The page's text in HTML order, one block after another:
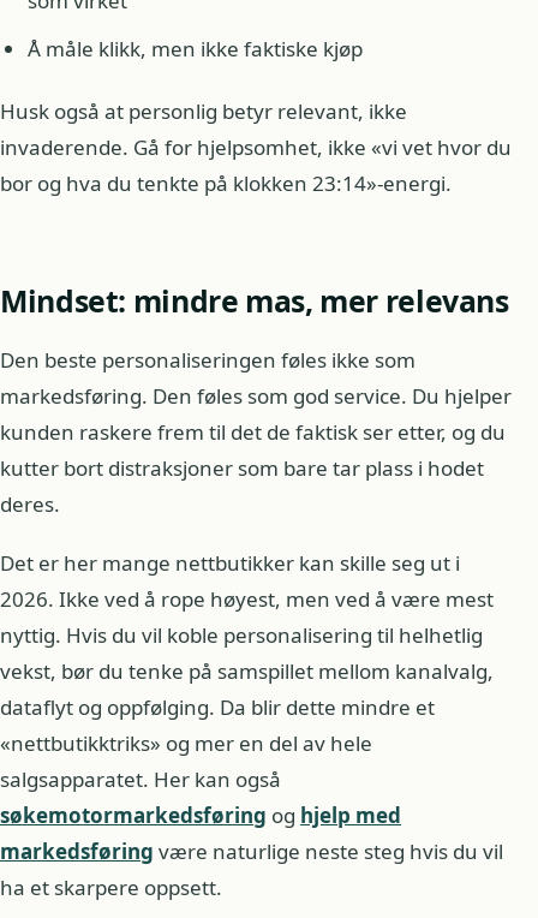
Å måle klikk, men ikke faktiske kjøp
Husk også at personlig betyr relevant, ikke
invaderende. Gå for hjelpsomhet, ikke «vi vet hvor du
bor og hva du tenkte på klokken 23:14»-energi.
Mindset: mindre mas, mer relevans
Den beste personaliseringen føles ikke som
markedsføring. Den føles som god service. Du hjelper
kunden raskere frem til det de faktisk ser etter, og du
kutter bort distraksjoner som bare tar plass i hodet
deres.
Det er her mange nettbutikker kan skille seg ut i
2026. Ikke ved å rope høyest, men ved å være mest
nyttig. Hvis du vil koble personalisering til helhetlig
vekst, bør du tenke på samspillet mellom kanalvalg,
dataflyt og oppfølging. Da blir dette mindre et
«nettbutikktriks» og mer en del av hele
salgsapparatet. Her kan også
søkemotormarkedsføring og hjelp med
markedsføring være naturlige neste steg hvis du vil
ha et skarpere oppsett.